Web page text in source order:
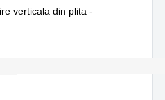
verticala din plita -